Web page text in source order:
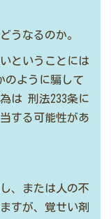
うなるのか。
ということには
のように騙して
は 刑法233条に
する可能性があ
、または人の不
すが、覚せい剤